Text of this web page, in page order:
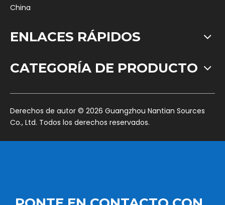
China
ENLACES RÁPIDOS
CATEGORÍA DE PRODUCTO
​Derechos de autor © 2026 Guangzhou Nantian Sources
Co., Ltd. Todos los derechos reservados.